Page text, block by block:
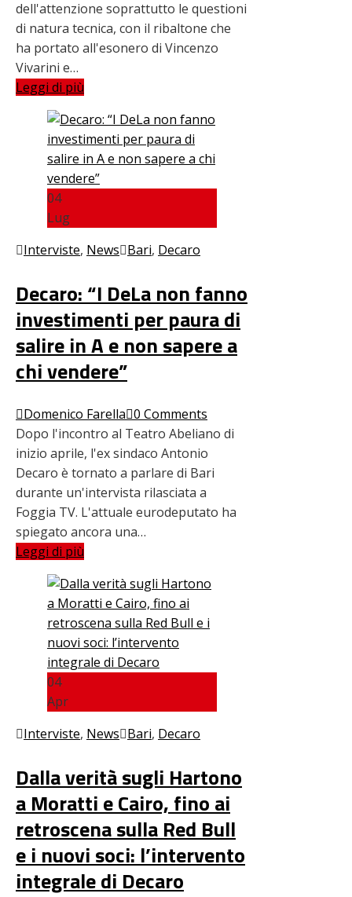
dell'attenzione soprattutto le questioni
di natura tecnica, con il ribaltone che
ha portato all'esonero di Vincenzo
Vivarini e…
Leggi di più
04
Lug
Interviste, News Bari, Decaro
Decaro: “I DeLa non fanno
investimenti per paura di
salire in A e non sapere a
chi vendere”
Domenico Farella 0 Comments
Dopo l'incontro al Teatro Abeliano di
inizio aprile, l'ex sindaco Antonio
Decaro è tornato a parlare di Bari
durante un'intervista rilasciata a
Foggia TV. L'attuale eurodeputato ha
spiegato ancora una…
Leggi di più
04
Apr
Interviste, News Bari, Decaro
Dalla verità sugli Hartono
a Moratti e Cairo, fino ai
retroscena sulla Red Bull
e i nuovi soci: l’intervento
integrale di Decaro